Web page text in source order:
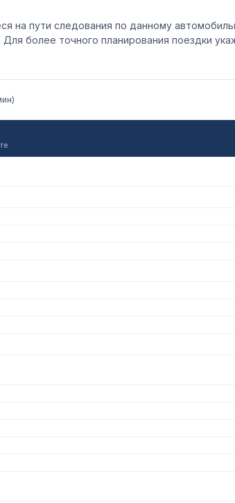
на пути следования по данному
более точного планирования поездки